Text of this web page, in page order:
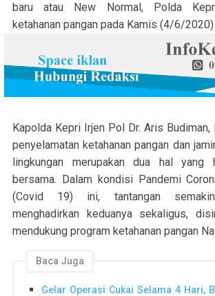
baru atau New Normal, Polda
ketahanan pangan pada Kamis (4/6/
Kapolda Kepri Irjen Pol Dr. Aris Budiman,
penyelamatan ketahanan pangan dan
lingkungan merupakan dua hal yang
bersama. Dalam kondisi Pandemi
(Covid 19) ini, tantangan
menghadirkan keduanya sekaligus,
mendukung program ketahanan pangan
Baca Juga
Gelar Operasi Cukai Selama 4 Hari,